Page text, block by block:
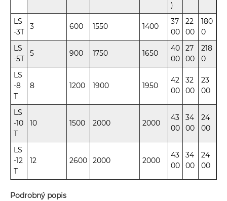
)
LS
-3T
3 600 1550 1400
37
00
22
00
180
0
LS
-5T
5 900 1750 1650
40
00
27
00
218
0
LS
-8
T
8 1200 1900 1950
42
00
32
00
23
00
LS
-10
T
10 1500 2000 2000
43
00
34
00
24
00
LS
-12
T
12 2600 2000 2000
43
00
34
00
24
00
Podrobný popis